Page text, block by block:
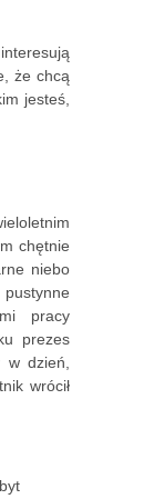
że chcą
jesteś,
chętnie
niebo
pracy
prezes
dzień,
wrócił